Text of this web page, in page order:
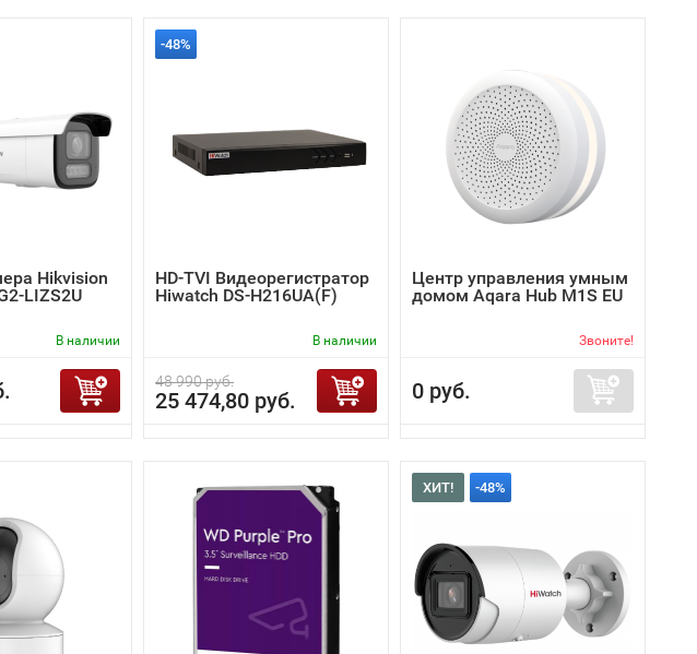
Hikvision
LIZS2U
В наличии
-48%
HD-TVI Видеорегистратор
Hiwatch DS-H216UA(F)
В наличии
48 990 руб.
25 474,80 руб.
Центр управления умным
домом Aqara Hub M1S EU
Звоните!
0 руб.
ХИТ! -48%